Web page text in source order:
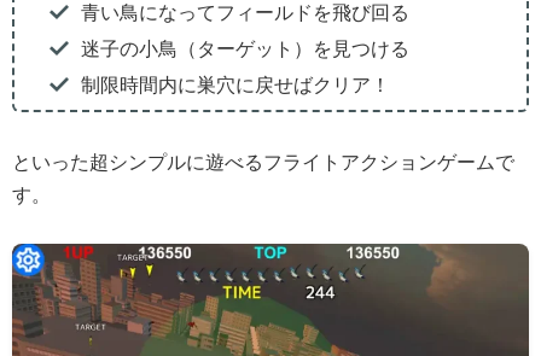
青い鳥になってフィールドを飛び回る
迷子の小鳥（ターゲット）を見つける
制限時間内に巣穴に戻せばクリア！
といった超シンプルに遊べるフライトアクションゲームで
す。